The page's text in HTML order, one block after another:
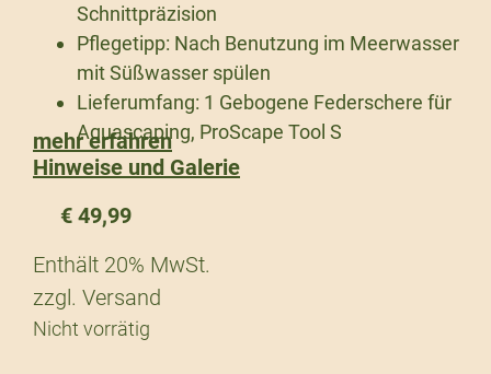
Schnittpräzision
Pflegetipp: Nach Benutzung im Meerwasser
mit Süßwasser spülen
Lieferumfang: 1 Gebogene Federschere für
Aquascaping, ProScape Tool S
mehr erfahren
Hinweise und Galerie
€ 49,99
Enthält 20% MwSt.
zzgl. Versand
Nicht vorrätig